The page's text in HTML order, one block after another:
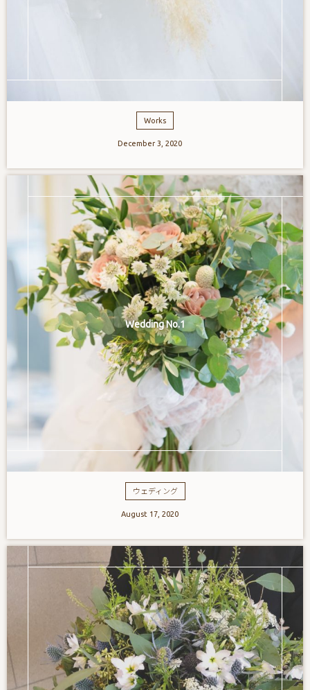
Works
December 3 2020
Wedding No.1
ウェディング
August 17 2020